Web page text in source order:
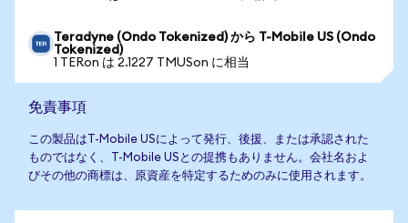
Teradyne (Ondo Tokenized) から T-Mobile US (Ondo
Tokenized)
1 TERon は 2.1227 TMUSon に相当
免責事項
この製品はT-Mobile USによって発行、後援、または承認された
ものではなく、T-Mobile USとの提携もありません。会社名およ
びその他の商標は、原資産を特定するためのみに使用されます。